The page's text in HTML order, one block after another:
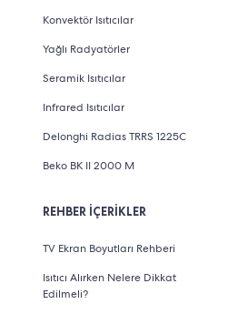
Konvektör Isıtıcılar
Yağlı Radyatörler
Seramik Isıtıcılar
Infrared Isıtıcılar
Delonghi Radias TRRS 1225C
Beko BK II 2000 M
REHBER İÇERİKLER
TV Ekran Boyutları Rehberi
Isıtıcı Alırken Nelere Dikkat
Edilmeli?